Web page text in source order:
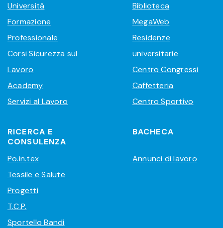
Università
Formazione
Professionale
Corsi Sicurezza sul
Lavoro
Academy
Servizi al Lavoro
Biblioteca
MegaWeb
Residenze
universitarie
Centro Congressi
Caffetteria
Centro Sportivo
RICERCA E
CONSULENZA
Po.in.tex
Tessile e Salute
Progetti
T.C.P.
Sportello Bandi
BACHECA
Annunci di lavoro